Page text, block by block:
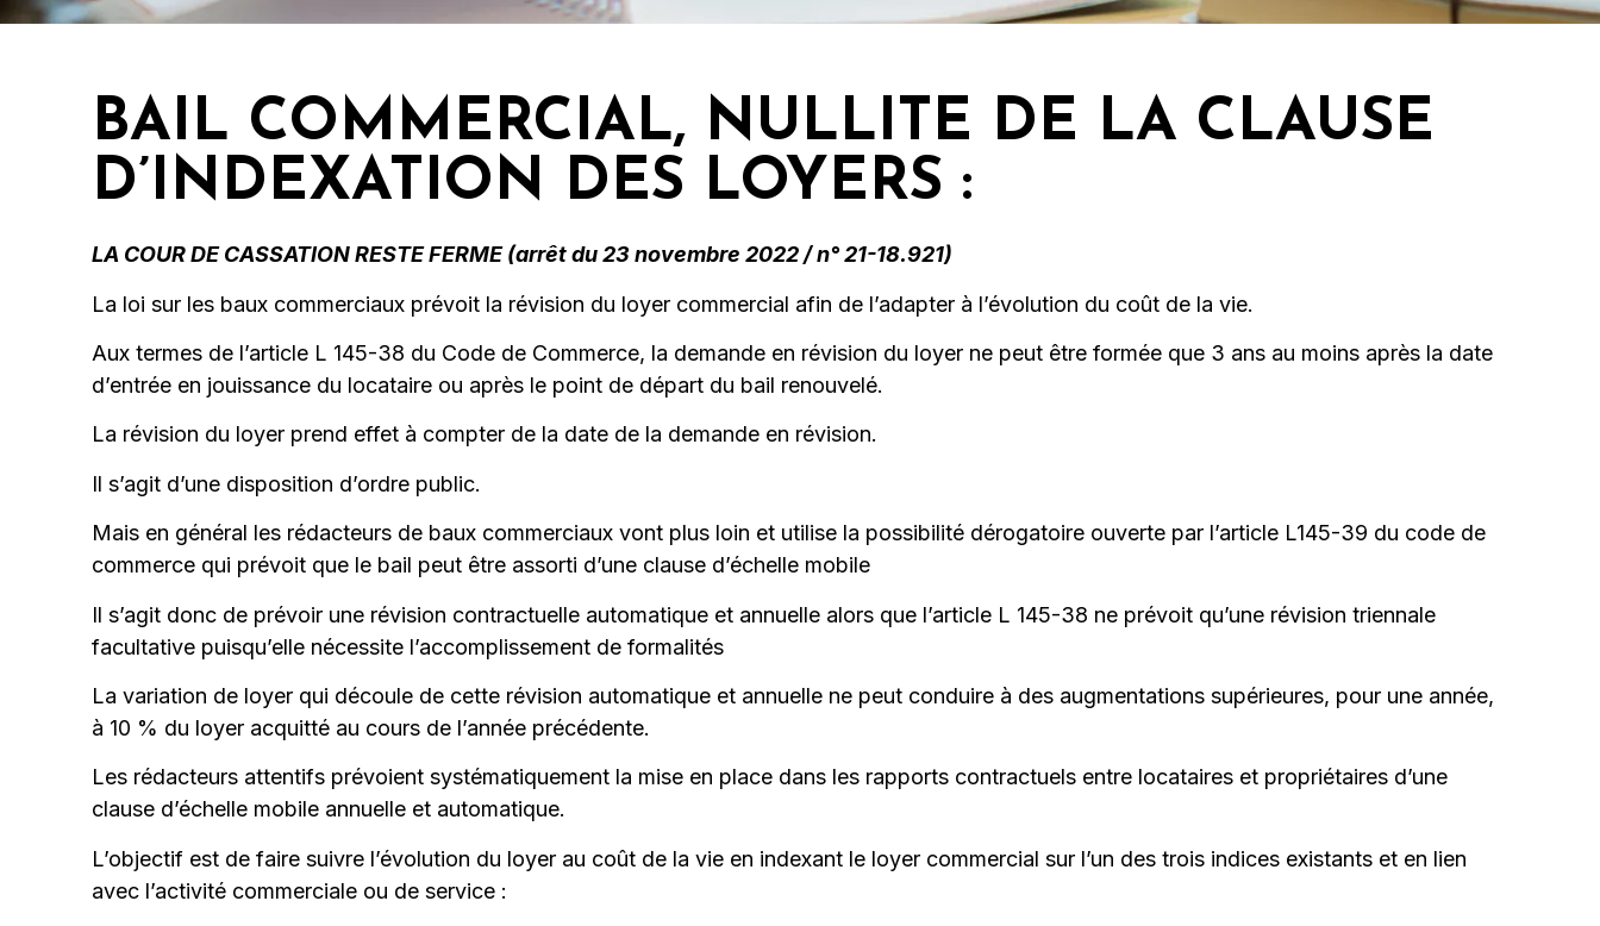
BAIL COMMERCIAL, NULLITE DE LA CLAUSE
D’INDEXATION DES LOYERS :
LA COUR DE CASSATION RESTE FERME (arrêt du 23 novembre 2022 / n° 21-18.921)
La loi sur les baux commerciaux prévoit la révision du loyer commercial afin de l’adapter à l’évolution du coût de la vie.
Aux termes de l’article L 145-38 du Code de Commerce, la demande en révision du loyer ne peut être formée que 3 ans au moins après la date
d’entrée en jouissance du locataire ou après le point de départ du bail renouvelé.
La révision du loyer prend effet à compter de la date de la demande en révision.
Il s’agit d’une disposition d’ordre public.
Mais en général les rédacteurs de baux commerciaux vont plus loin et utilise la possibilité dérogatoire ouverte par l’article L145-39 du code de
commerce qui prévoit que le bail peut être assorti d’une clause d’échelle mobile
Il s’agit donc de prévoir une révision contractuelle automatique et annuelle alors que l’article L 145-38 ne prévoit qu’une révision triennale
facultative puisqu’elle nécessite l’accomplissement de formalités
La variation de loyer qui découle de cette révision automatique et annuelle ne peut conduire à des augmentations supérieures, pour une année,
à 10 % du loyer acquitté au cours de l’année précédente.
Les rédacteurs attentifs prévoient systématiquement la mise en place dans les rapports contractuels entre locataires et propriétaires d’une
clause d’échelle mobile annuelle et automatique.
L’objectif est de faire suivre l’évolution du loyer au coût de la vie en indexant le loyer commercial sur l’un des trois indices existants et en lien
avec l’activité commerciale ou de service :